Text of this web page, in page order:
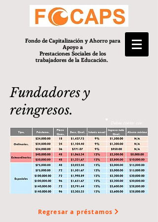
Fondo de Capitalización y Ahorro para
Apoyo a
Prestaciones Sociales de los
trabajadores de la Educación.
Fundadores y
reingresos.
Regresar a préstamos